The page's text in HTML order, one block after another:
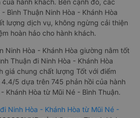
hành khách. Bên cạnh đó, các
Bình Thuận Ninh Hòa - Khánh Hòa
lượng dịch vụ, không ngừng cải thiện
hoàn hảo cho hành khách.
Ninh Hòa - Khánh Hòa giường nằm tốt
Thuận đi Ninh Hòa - Khánh Hòa
giá chung chất lượng Tốt với điểm
5 dựa trên 745 phản hồi của hành
Khánh Hòa từ Mũi Né - Bình Thuận.
Ninh Hòa - Khánh Hòa từ Mũi Né -